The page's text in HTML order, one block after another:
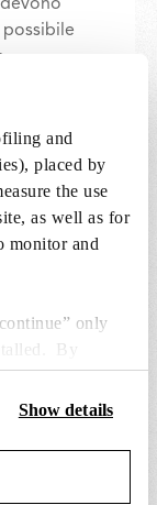
and
placed by
the use
as well as for
monitor and
only
By
use of all the
you can accept
anytime.
Show details
possibile